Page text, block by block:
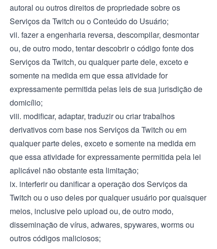
autoral ou outros direitos de propriedade sobre os
Serviços da Twitch ou o Conteúdo do Usuário;
vii. fazer a engenharia reversa, descompilar, desmontar
ou, de outro modo, tentar descobrir o código fonte dos
Serviços da Twitch, ou qualquer parte dele, exceto e
somente na medida em que essa atividade for
expressamente permitida pelas leis de sua jurisdição de
domicílio;
viii. modificar, adaptar, traduzir ou criar trabalhos
derivativos com base nos Serviços da Twitch ou em
qualquer parte deles, exceto e somente na medida em
que essa atividade for expressamente permitida pela lei
aplicável não obstante esta limitação;
ix. interferir ou danificar a operação dos Serviços da
Twitch ou o uso deles por qualquer usuário por quaisquer
meios, inclusive pelo upload ou, de outro modo,
disseminação de vírus, adwares, spywares, worms ou
outros códigos maliciosos;